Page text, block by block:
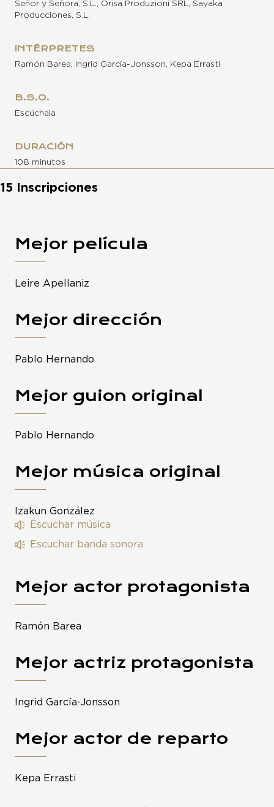
Señor y Señora, S.L., Orisa Produzioni SRL, Sayaka
Producciones, S.L.
INTÉRPRETES
Ramón Barea, Ingrid García-Jonsson, Kepa Errasti
B.S.O.
Escúchala
DURACIÓN
108 minutos
15 Inscripciones
Mejor película
Leire Apellaniz
Mejor dirección
Pablo Hernando
Mejor guion original
Pablo Hernando
Mejor música original
Izakun González
Escuchar música
Escuchar banda sonora
Mejor actor protagonista
Ramón Barea
Mejor actriz protagonista
Ingrid García-Jonsson
Mejor actor de reparto
Kepa Errasti